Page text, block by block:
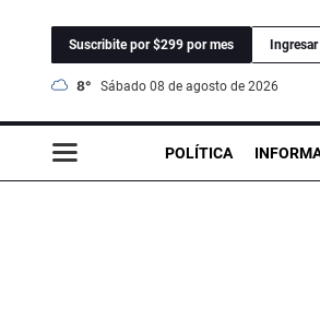
Suscribite por $299 por mes Ingresar
8° sábado 08 de agosto de 2026
POLÍTICA